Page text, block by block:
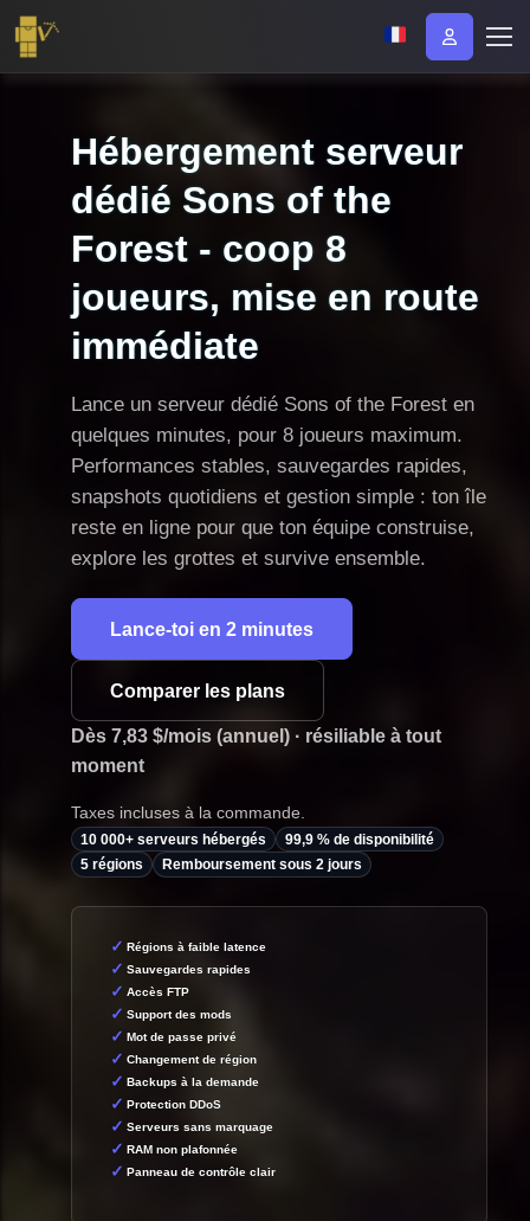
Hébergement serveur
dédié Sons of the
Forest - coop 8
joueurs, mise en route
immédiate
Lance un serveur dédié Sons of the Forest en
quelques minutes, pour 8 joueurs maximum.
Performances stables, sauvegardes rapides,
snapshots quotidiens et gestion simple : ton île
reste en ligne pour que ton équipe construise,
explore les grottes et survive ensemble.
Lance-toi en 2 minutes
Comparer les plans
Dès 7,83 $/mois (annuel) · résiliable à tout
moment
Taxes incluses à la commande.
10 000+ serveurs hébergés
99,9 % de disponibilité
5 régions
Remboursement sous 2 jours
Régions à faible latence
Sauvegardes rapides
Accès FTP
Support des mods
Mot de passe privé
Changement de région
Backups à la demande
Protection DDoS
Serveurs sans marquage
RAM non plafonnée
Panneau de contrôle clair